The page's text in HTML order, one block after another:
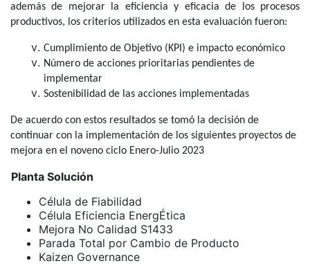
además de mejorar la eficiencia y eficacia de los procesos
productivos, los criterios utilizados en esta evaluación fueron:
Cumplimiento de Objetivo (KPI) e impacto económico
Número de acciones prioritarias pendientes de
implementar
Sostenibilidad de las acciones implementadas
De acuerdo con estos resultados se tomó la decisión de
continuar con la implementación de los siguientes proyectos de
mejora en el noveno ciclo Enero-Julio 2023
Planta Solución
Célula de Fiabilidad
Célula Eficiencia EnergÉtica
Mejora No Calidad S1433
Parada Total por Cambio de Producto
Kaizen Governance